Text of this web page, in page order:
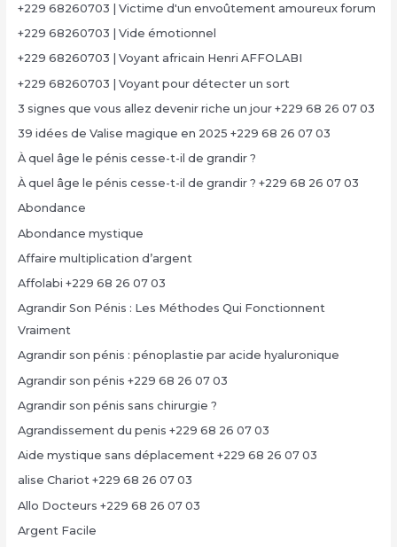
+229 68260703 | Victime d'un envoûtement amoureux forum
+229 68260703 | Vide émotionnel
+229 68260703 | Voyant africain Henri AFFOLABI
+229 68260703 | Voyant pour détecter un sort
3 signes que vous allez devenir riche un jour +229 68 26 07 03
39 idées de Valise magique en 2025 +229 68 26 07 03
À quel âge le pénis cesse-t-il de grandir ?
À quel âge le pénis cesse-t-il de grandir ? +229 68 26 07 03
Abondance
Abondance mystique
Affaire multiplication d’argent
Affolabi +229 68 26 07 03
Agrandir Son Pénis : Les Méthodes Qui Fonctionnent
Vraiment
Agrandir son pénis : pénoplastie par acide hyaluronique
Agrandir son pénis +229 68 26 07 03
Agrandir son pénis sans chirurgie ?
Agrandissement du penis +229 68 26 07 03
Aide mystique sans déplacement +229 68 26 07 03
alise Chariot +229 68 26 07 03
Allo Docteurs +229 68 26 07 03
Argent Facile